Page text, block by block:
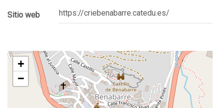
Sitio web https://criebenabarre.catedu.es/
+
−